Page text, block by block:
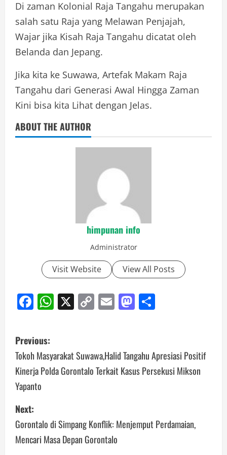
Di zaman Kolonial Raja Tangahu merupakan
salah satu Raja yang Melawan Penjajah,
Wajar jika Kisah Raja Tangahu dicatat oleh
Belanda dan Jepang.
Jika kita ke Suwawa, Artefak Makam Raja
Tangahu dari Generasi Awal Hingga Zaman
Kini bisa kita Lihat dengan Jelas.
ABOUT THE AUTHOR
himpunan info
Administrator
Visit Website View All Posts
Facebook
WhatsApp
X CopyEmailMastodon
Post
navigation
Previous:
Tokoh Masyarakat Suwawa,Halid Tangahu Apresiasi Positif
Kinerja Polda Gorontalo Terkait Kasus Persekusi Mikson
Yapanto
Next:
Gorontalo di Simpang Konflik: Menjemput Perdamaian,
Mencari Masa Depan Gorontalo